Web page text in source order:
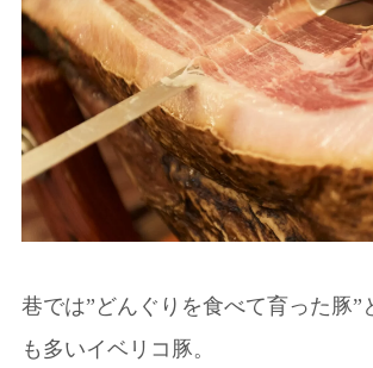
巷では”どんぐりを食べて育った豚”
も多いイベリコ豚。